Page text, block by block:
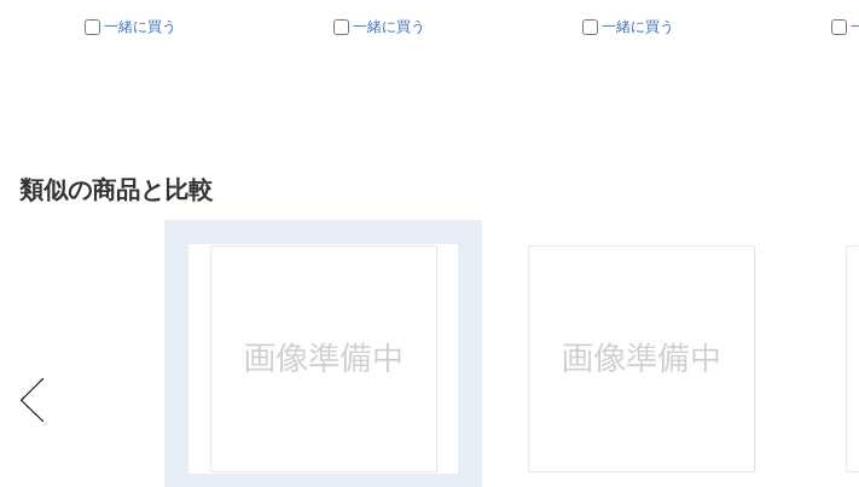
一緒に買う 一緒に買う 一緒に買う
類似の商品と比較